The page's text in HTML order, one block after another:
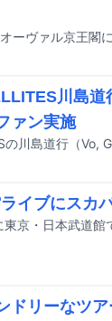
川島
ァン実施
イブにスカ
ドリーなツ